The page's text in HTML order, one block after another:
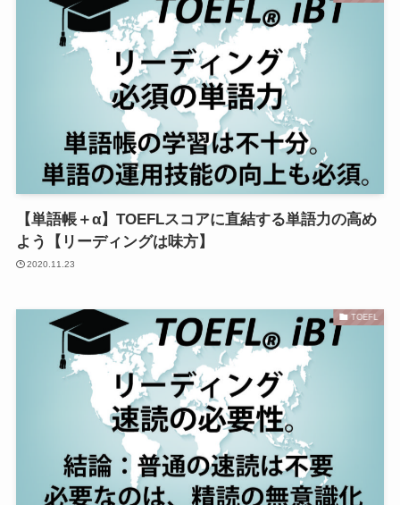
【単語帳＋α】TOEFLスコアに直結する単語力の高め
よう【リーディングは味方】
2020.11.23
TOEFL